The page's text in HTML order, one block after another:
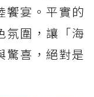
饗宴。平實的
氛圍，讓「海
驚喜，絕對是